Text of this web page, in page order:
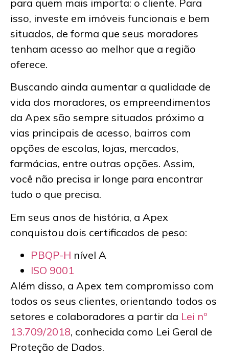
para quem mais importa: o cliente. Para
isso, investe em imóveis funcionais e bem
situados, de forma que seus moradores
tenham acesso ao melhor que a região
oferece.
Buscando ainda aumentar a qualidade de
vida dos moradores, os empreendimentos
da Apex são sempre situados próximo a
vias principais de acesso, bairros com
opções de escolas, lojas, mercados,
farmácias, entre outras opções. Assim,
você não precisa ir longe para encontrar
tudo o que precisa.
Em seus anos de história, a Apex
conquistou dois certificados de peso:
PBQP-H nível A
ISO 9001
Além disso, a Apex tem compromisso com
todos os seus clientes, orientando todos os
setores e colaboradores a partir da Lei nº
13.709/2018, conhecida como Lei Geral de
Proteção de Dados.